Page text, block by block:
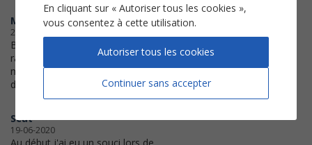
Magali
21-01-2022
Bonne impression. Téléchargement
rapide. Je verrais maintenant avec
mon fils ce qu'il en est de l'usage
de ses partitions.
Scat
19-06-2020
En cliquant sur « Autoriser tous les cookies »,
vous consentez à cette utilisation.
Continuer sans accepter
Autoriser tous les cookies